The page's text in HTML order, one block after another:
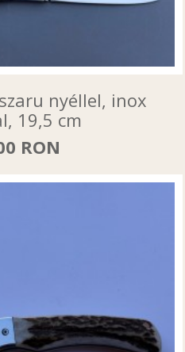
nyéllel, inox
19,5 cm
RON